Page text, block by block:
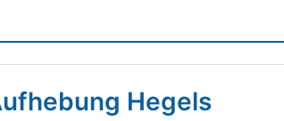
Hegels